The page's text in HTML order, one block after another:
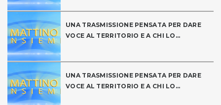
UNA TRASMISSIONE PENSATA PER DARE
VOCE AL TERRITORIO E A CHI LO...
UNA TRASMISSIONE PENSATA PER DARE
VOCE AL TERRITORIO E A CHI LO...